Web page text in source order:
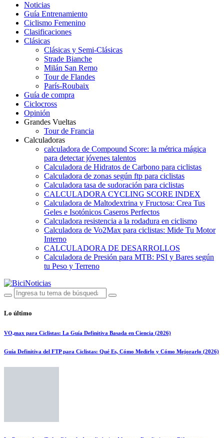
Noticias
Guía Entrenamiento
Ciclismo Femenino
Clasificaciones
Clásicas
Clásicas y Semi-Clásicas
Strade Bianche
Milán San Remo
Tour de Flandes
París-Roubaix
Guía de compra
Ciclocross
Opinión
Grandes Vueltas
Tour de Francia
Calculadoras
calculadora de Compound Score: la métrica mágica
para detectar jóvenes talentos
Calculadora de Hidratos de Carbono para ciclistas
Calculadora de zonas según ftp para ciclistas
Calculadora tasa de sudoración para ciclistas
CALCULADORA CYCLING SCORE INDEX
Calculadora de Maltodextrina y Fructosa: Crea Tus
Geles e Isotónicos Caseros Perfectos
Calculadora resistencia a la rodadura en ciclismo
Calculadora de Vo2Max para ciclistas: Mide Tu Motor
Interno
CALCULADORA DE DESARROLLOS
Calculadora de Presión para MTB: PSI y Bares según
tu Peso y Terreno
Lo último
VO₂max para Ciclistas: La Guía Definitiva Basada en Ciencia (2026)
Guía Definitiva del FTP para Ciclistas: Qué Es, Cómo Medirlo y Cómo Mejorarlo (2026)